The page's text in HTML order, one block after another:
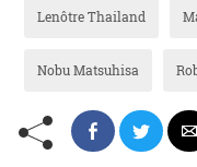
Lenôtre Thailand
Nobu Matsuhisa